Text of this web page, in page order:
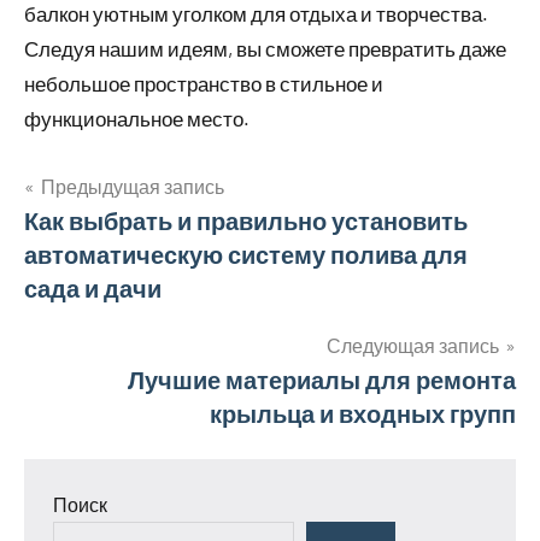
балкон уютным уголком для отдыха и творчества.
Следуя нашим идеям, вы сможете превратить даже
небольшое пространство в стильное и
функциональное место.
Навигация
по
Предыдущая запись
Как выбрать и правильно установить
автоматическую систему полива для
сада и дачи
Следующая запись
Лучшие материалы для ремонта
крыльца и входных групп
Поиск